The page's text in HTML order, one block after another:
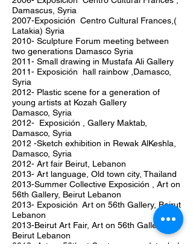
Damascus, Syria
2007-Exposición Centro Cultural Frances,(
Latakia) Syria
2010- Sculpture Forum meeting between
two generations Damasco Syria
2011- Small drawing in Mustafa Ali Gallery
2011- Exposición hall rainbow ,Damasco,
Syria
2012- Plastic scene for a generation of
young artists at Kozah Gallery
Damasco, Syria
2012- Exposición , Gallery Maktab,
Damasco, Syria
2012 -Sketch exhibition in Rewak AlKeshla,
Damasco, Syria
2012- Art fair Beirut, Lebanon
2013- Art language, Old town city, Thailand
2013-Summer Collective Exposición , Art on
56th Gallery, Beirut Lebanon
2013- Exposición Art on 56th Gallery, Beirut
Lebanon
2013-Beirut Art Fair, Art on 56th Gallery,
Beirut Lebanon
2013- Art on 56th at Contemporary Istanbul